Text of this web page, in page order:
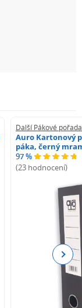
Další Pákové
Auro Kartonový
páka, černý
97 %
(23 hodnocení)
Next